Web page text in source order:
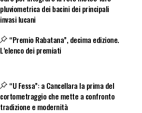
pluviometrica dei bacini dei principali
invasi lucani
“Premio Rabatana”, decima edizione.
L’elenco dei premiati
“U Fessa”: a Cancellara la prima del
cortometraggio che mette a confronto
tradizione e modernità